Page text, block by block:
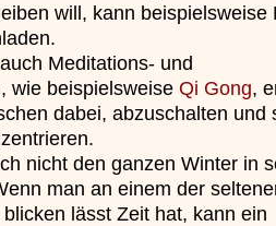
will, kann beispielsweise
Meditations- und
wie beispielsweise Qi Gong,
dabei, abzuschalten und
nicht den ganzen Winter in
man an einem der
lässt Zeit hat, kann ein